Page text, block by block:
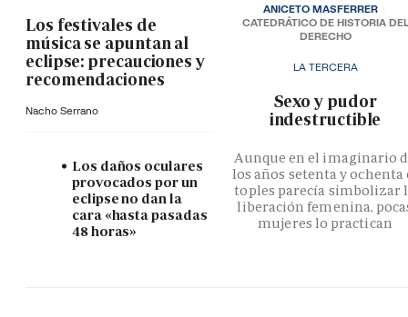
Los festivales de
música se apuntan al
eclipse: precauciones y
recomendaciones
Nacho Serrano
Los daños oculares
provocados por un
eclipse no dan la
cara «hasta pasadas
48 horas»
LA TERCERA
­Sexo y pudor
indestructible
Aunque en el imaginario
los años setenta y ochenta
toples parecía simbolizar
liberación femenina,
mujeres lo practican
ANICETO MASFERRER
CATEDRÁTICO DE HISTORIA DEL
DERECHO